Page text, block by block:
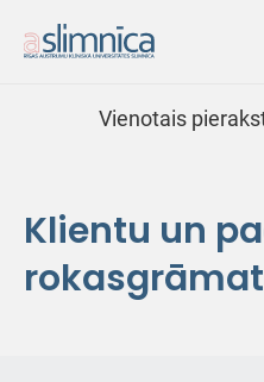
Vienotais
Klientu un